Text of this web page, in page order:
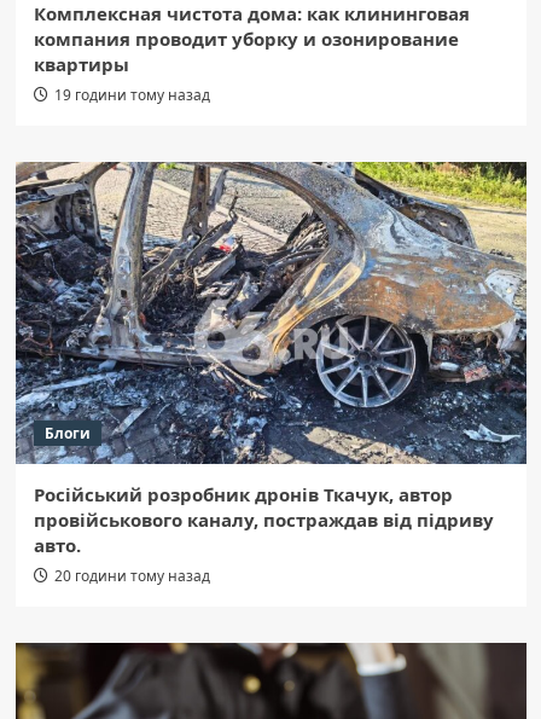
Комплексная чистота дома: как клининговая
компания проводит уборку и озонирование
квартиры
19 години тому назад
Блоги
Російський розробник дронів Ткачук, автор
провійськового каналу, постраждав від підриву
авто.
20 години тому назад